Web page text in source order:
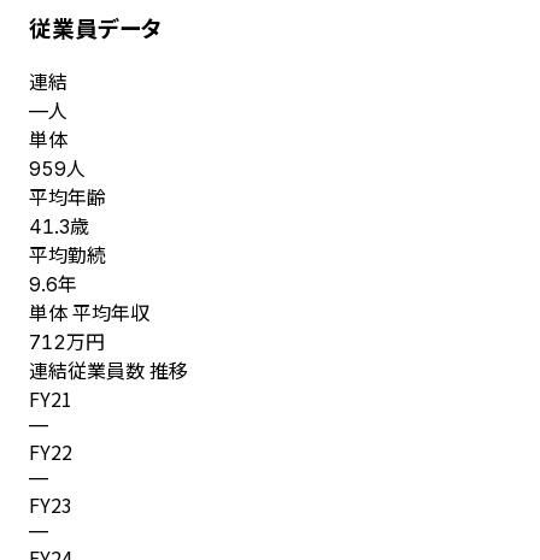
従業員データ
連結
—人
単体
959人
平均年齢
41.3歳
平均勤続
9.6年
単体 平均年収
712万円
連結従業員数 推移
FY21
—
FY22
—
FY23
—